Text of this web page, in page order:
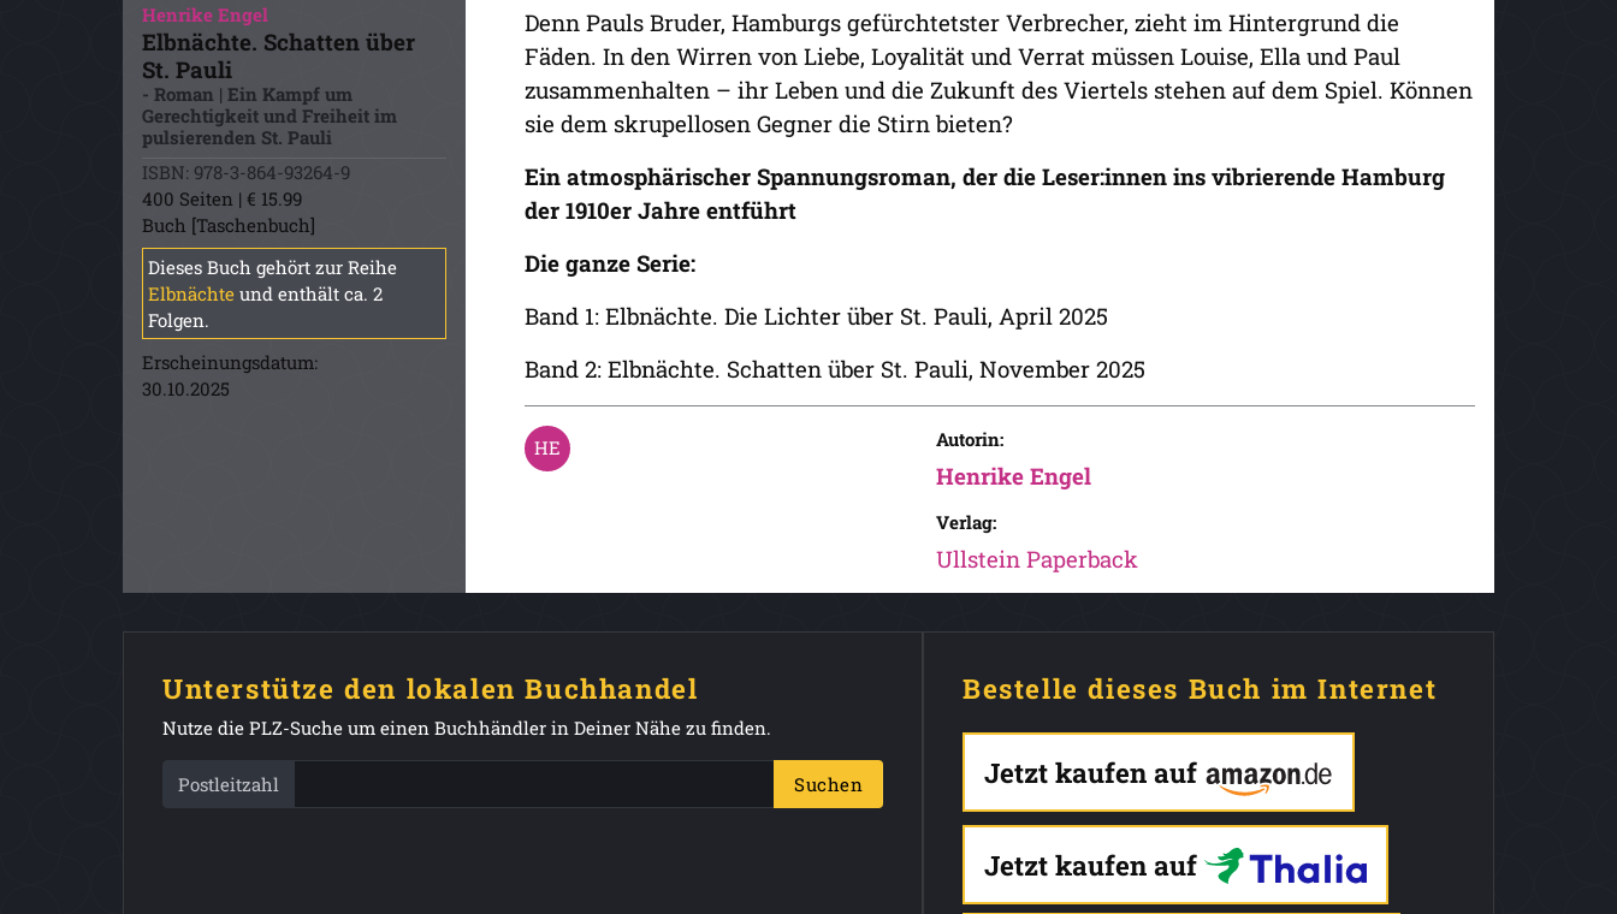
Henrike Engel
Elbnächte. Schatten über
St. Pauli
- Roman | Ein Kampf um
Gerechtigkeit und Freiheit im
pulsierenden St. Pauli
ISBN: 978-3-864-93264-9
400 Seiten | € 15.99
Buch [Taschenbuch]
Dieses Buch gehört zur Reihe
Elbnächte und enthält ca. 2
Folgen.
Erscheinungsdatum:
30.10.2025
Denn Pauls Bruder, Hamburgs gefürchtetster Verbrecher, zieht im Hintergrund die
Fäden. In den Wirren von Liebe, Loyalität und Verrat müssen Louise, Ella und Paul
zusammenhalten – ihr Leben und die Zukunft des Viertels stehen auf dem Spiel. Können
sie dem skrupellosen Gegner die Stirn bieten?
Ein atmosphärischer Spannungsroman, der die Leser:innen ins vibrierende Hamburg
der 1910er Jahre entführt
Die ganze Serie:
Band 1: Elbnächte. Die Lichter über St. Pauli, April 2025
Band 2: Elbnächte. Schatten über St. Pauli, November 2025
Autorin:
Henrike Engel
Verlag:
Ullstein Paperback
Unterstütze den lokalen Buchhandel
Nutze die PLZ-Suche um einen Buchhändler in Deiner Nähe zu finden.
Postleitzahl Suchen
Bestelle dieses Buch im Internet
Jetzt kaufen auf
Jetzt kaufen auf